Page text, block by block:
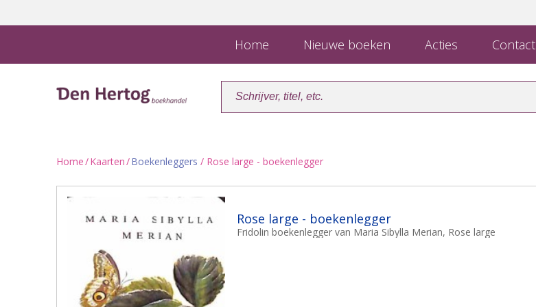
Home Nieuwe boeken Acties Contact
Home/Kaarten/Boekenleggers / Rose large - boekenlegger
Rose large - boekenlegger
Fridolin boekenlegger van Maria Sibylla Merian, Rose large